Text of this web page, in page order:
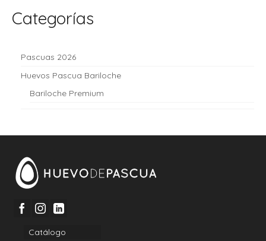
Categorías
Pascuas 2026
Huevos Pascua Bariloche
Bariloche Premium
Catálogo